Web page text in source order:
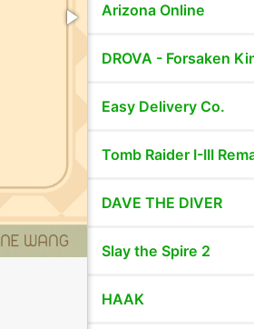
Arizona Online
DROVA - Forsaken
Easy Delivery Co.
Tomb Raider I-III
DAVE THE DIVER
Slay the Spire 2
HAAK